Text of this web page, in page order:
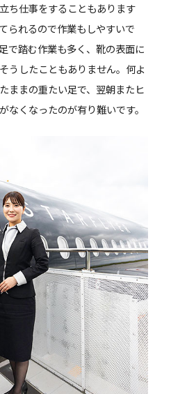
ち仕事をすることもあります
られるので作業もしやすいで
で踏む作業も多く、靴の表面に
うしたこともありません。何よ
ままの重たい足で、翌朝またヒ
なくなったのが有り難いです。